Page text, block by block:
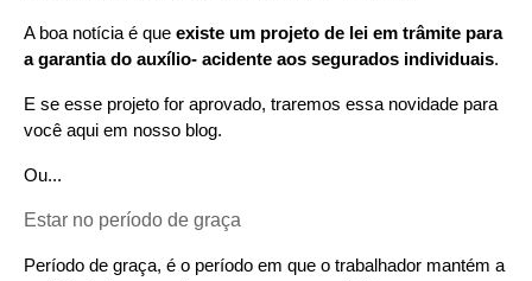
A boa notícia é que existe um projeto de lei em trâmite para
a garantia do auxílio- acidente aos segurados individuais.
E se esse projeto for aprovado, traremos essa novidade para
você aqui em nosso blog.
Ou...
Estar no período de graça
Período de graça, é o período em que o trabalhador mantém a